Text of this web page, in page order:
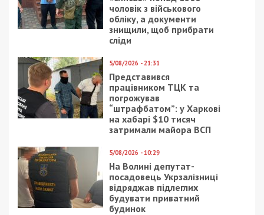
чоловік з військового
обліку, а документи
знищили, щоб прибрати
сліди
5/08/2026 - 21:31
Представився
працівником ТЦК та
погрожував
“штрафбатом”: у Харкові
на хабарі $10 тисяч
затримали майора ВСП
5/08/2026 - 10:29
На Волині депутат-
посадовець Укрзалізниці
відряджав підлеглих
будувати приватний
будинок